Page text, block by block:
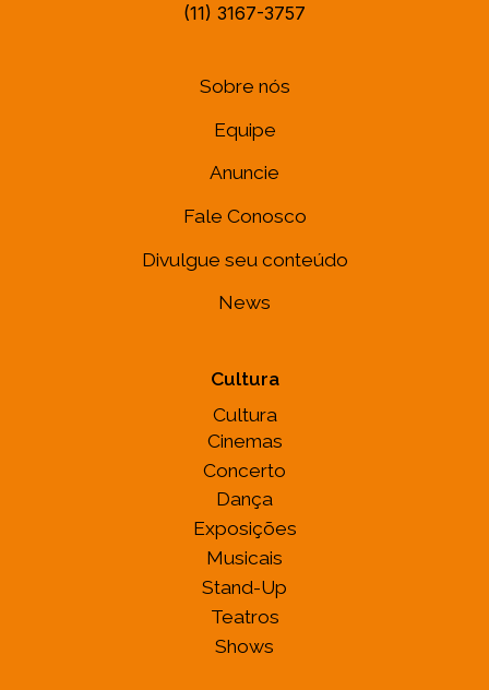
(11) 3167-3757
Sobre nós
Equipe
Anuncie
Fale Conosco
Divulgue seu conteúdo
News
Cultura
Cultura
Cinemas
Concerto
Dança
Exposições
Musicais
Stand-Up
Teatros
Shows